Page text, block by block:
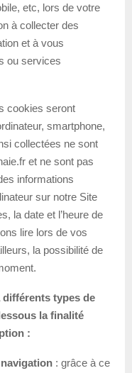
etc, lors de votre
à collecter des
et à vous
ou services
cookies seront
smartphone,
collectées ne sont
et ne sont pas
informations
sur notre Site
la date et l’heure de
lire lors de vos
la possibilité de
types de
la finalité
:
: grâce à ce